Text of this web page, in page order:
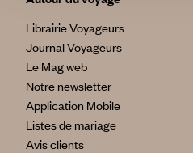
Librairie Voyageurs
Journal Voyageurs
Le Mag web
Notre newsletter
Application Mobile
Listes de mariage
Avis clients